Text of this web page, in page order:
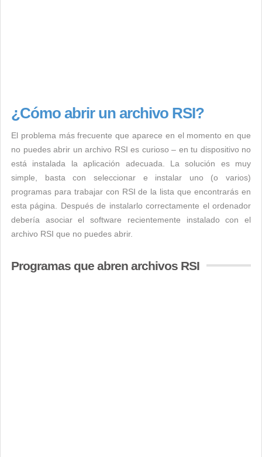
¿Cómo abrir un archivo RSI?
El problema más frecuente que aparece en el momento en que
no puedes abrir un archivo RSI es curioso – en tu dispositivo no
está instalada la aplicación adecuada. La solución es muy
simple, basta con seleccionar e instalar uno (o varios)
programas para trabajar con RSI de la lista que encontrarás en
esta página. Después de instalarlo correctamente el ordenador
debería asociar el software recientemente instalado con el
archivo RSI que no puedes abrir.
Programas que abren archivos RSI